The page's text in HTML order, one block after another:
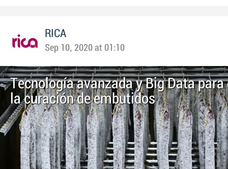
RICA
Sep 10, 2020 at 01:10
Tecnología avanzada y Big Data
la curación de embutidos